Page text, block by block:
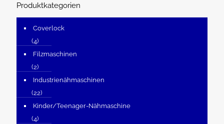
Produktkategorien
Coverlock
(4)
Filzmaschinen
(2)
Industrienähmaschinen
(22)
Kinder/Teenager-Nähmaschine
(4)